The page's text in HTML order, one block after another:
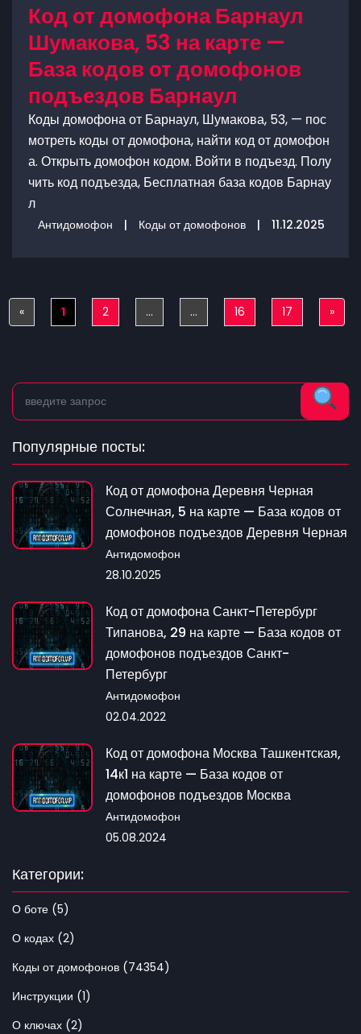
Код от домофона Барнаул
Шумакова, 53 на карте —
База кодов от домофонов
подъездов Барнаул
Коды домофона от Барнаул, Шумакова, 53, — пос
мотреть коды от домофона, найти код от домофон
а. Открыть домофон кодом. Войти в подъезд. Полу
чить код подъезда, Бесплатная база кодов Барнау
л
Антидомофон | Коды от домофонов | 11.12.2025
«Previous
1 2 ... ... 16 17 »Next
Популярные посты:
Код от домофона Деревня Черная
Солнечная, 5 на карте — База кодов от
домофонов подъездов Деревня Черная
Антидомофон
28.10.2025
Код от домофона Санкт-Петербург
Типанова, 29 на карте — База кодов от
домофонов подъездов Санкт-
Петербург
Антидомофон
02.04.2022
Код от домофона Москва Ташкентская,
14к1 на карте — База кодов от
домофонов подъездов Москва
Антидомофон
05.08.2024
Категории:
О боте (5)
О кодах (2)
Коды от домофонов (74354)
Инструкции (1)
О ключах (2)